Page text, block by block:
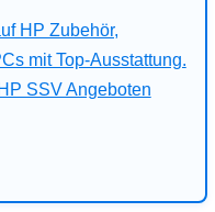
HP Zubehör,
mit Top-Ausstattung.
SSV Angeboten